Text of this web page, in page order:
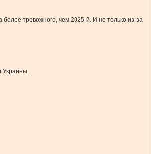
тревожного, чем 2025-й. И не только из-за
Украины.